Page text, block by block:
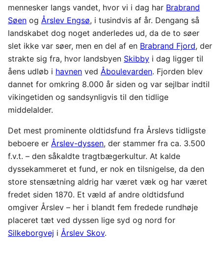
mennesker langs vandet, hvor vi i dag har Brabrand
Søen og Årslev Engsø, i tusindvis af år. Dengang så
landskabet dog noget anderledes ud, da de to søer
slet ikke var søer, men en del af en Brabrand Fjord, der
strakte sig fra, hvor landsbyen Skibby i dag ligger til
åens udløb i havnen ved Åboulevarden. Fjorden blev
dannet for omkring 8.000 år siden og var sejlbar indtil
vikingetiden og sandsynligvis til den tidlige
middelalder.
Det mest prominente oldtidsfund fra Årslevs tidligste
beboere er Årslev-dyssen, der stammer fra ca. 3.500
f.v.t. – den såkaldte tragtbægerkultur. At kalde
dyssekammeret et fund, er nok en tilsnigelse, da den
store stensætning aldrig har været væk og har været
fredet siden 1870. Et væld af andre oldtidsfund
omgiver Årslev – her i blandt fem fredede rundhøje
placeret tæt ved dyssen lige syd og nord for
Silkeborgvej i Årslev Skov.